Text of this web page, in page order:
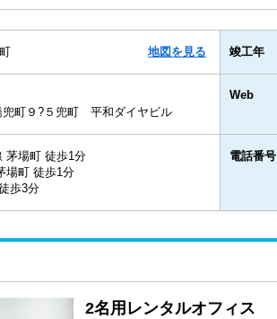
地図を見る 竣工年
兜町９?５兜町 平和ダイヤビル
Web
茅場町 徒歩1分
場町 徒歩1分
歩3分
電話番号
2名用レンタルオフィス